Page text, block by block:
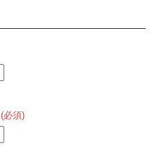
(必須)